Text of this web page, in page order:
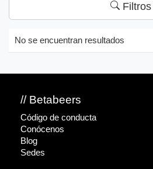
Filtros
No se encuentran resultados
// Betabeers
Código de conducta
Conócenos
Blog
Sedes